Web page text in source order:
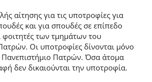
αίτησης για τις υποτροφίες για
και για σπουδές σε επίπεδο
των τμημάτων του
Οι υποτροφίες δίνονται μόνο
Πανεπιστήμιο Πατρών. Όσα άτομα
δεν δικαιούνται την υποτροφία.